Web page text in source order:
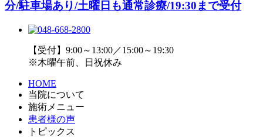
【受付】9:00～13:00／15:00～19:30
※木曜午前、日祝休み
HOME
当院について
施術メニュー
患者様の声
トピックス